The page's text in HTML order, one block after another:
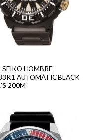
SEIKO HOMBRE
AUTOMÁTIC BLACK
200M